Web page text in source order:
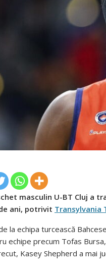
masculin U-BT Cluj a
ani, potrivit Transylvania
la echipa turcească
echipe precum Tofas
Kasey Shepherd a mai